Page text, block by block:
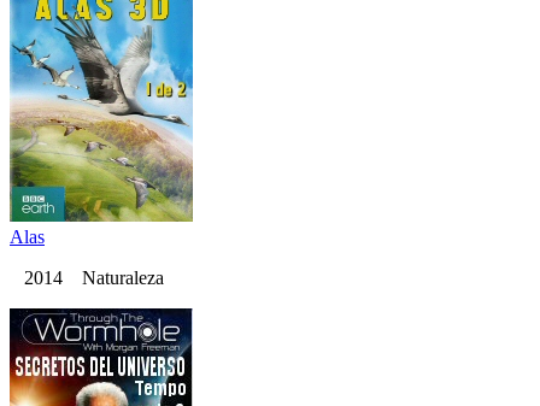
Alas
2014 Naturaleza